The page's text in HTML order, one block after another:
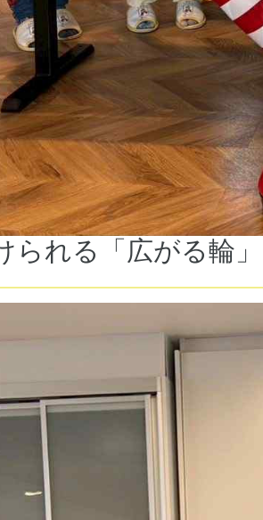
れる「広がる輪」